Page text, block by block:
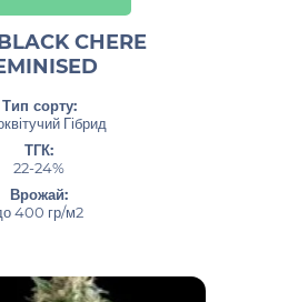
CHERE
Тип сорту:
Гібрид
ТГК:
22-24%
Врожай:
400 гр/м2